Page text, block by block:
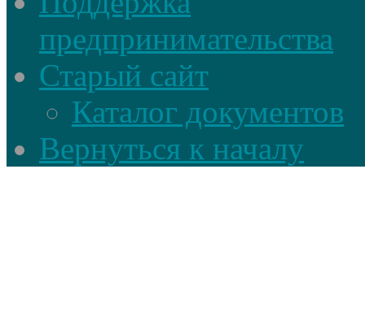
предпринимательства
Старый сайт
Каталог документов
Вернуться к началу